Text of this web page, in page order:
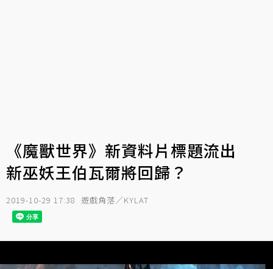
《魔獸世界》新資料片標題流出
新巫妖王伯瓦爾將回歸？
2019-10-29 17:38 遊戲角落／KYLAT